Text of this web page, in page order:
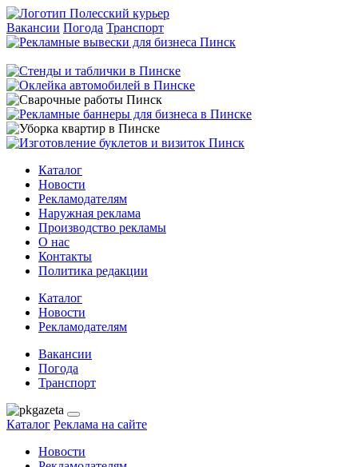
Вакансии Погода Транспорт
Каталог
Новости
Рекламодателям
Наружная реклама
Производство рекламы
О нас
Контакты
Политика редакции
Каталог
Новости
Рекламодателям
Вакансии
Погода
Транспорт
Каталог Реклама на сайте
Новости